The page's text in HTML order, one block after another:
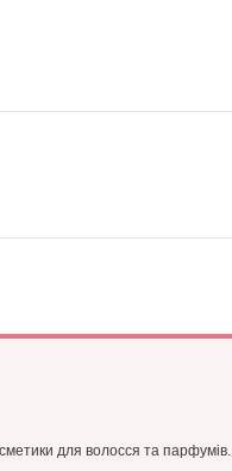
для волосся та парфумів.